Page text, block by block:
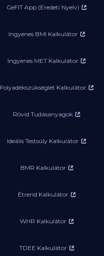
GeFIT App (Eredeti Nyelv)
Ingyenes BMI Kalkulátor
Ingyenes MET Kalkulátor
Folyadékszükséglet Kalkulátor
Rövid Tudásanyagok
Ideális Testsúly Kalkulátor
BMR Kalkulátor
Étrend Kalkulátor
WHR Kalkulátor
TDEE Kalkulátor